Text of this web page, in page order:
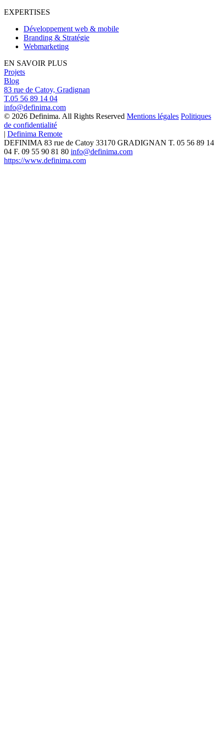
EXPERTISES
Développement web & mobile
Branding & Stratégie
Webmarketing
EN SAVOIR PLUS
Projets
Blog
83 rue de Catoy, Gradignan
T.05 56 89 14 04
info@definima.com
© 2026 Definima. All Rights Reserved Mentions légales Politiques
de confidentialité
| Definima Remote
DEFINIMA 83 rue de Catoy 33170 GRADIGNAN T. 05 56 89 14
04 F. 09 55 90 81 80 info@definima.com
https://www.definima.com